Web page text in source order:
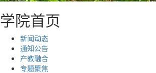
学院首页
新闻动态
通知公告
产教融合
专题聚焦